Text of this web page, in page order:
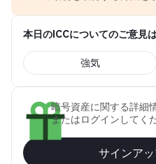
本日のICCについてのご意見
強気
暗号資産に関する詳細
またはログインしてく
サインア